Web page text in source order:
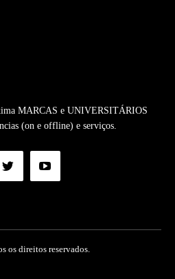
MARCAS e UNIVERSITÁRIOS
(on e offline) e serviços.
os direitos reservados.